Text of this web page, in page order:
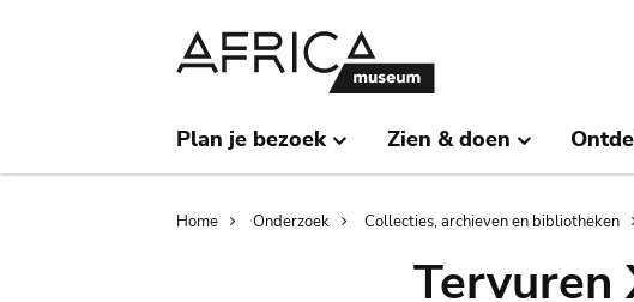
Plan je bezoek Zien & doen
Breadcrumb
Home Onderzoek Collecties, archieven en bibliotheken
Tervuren